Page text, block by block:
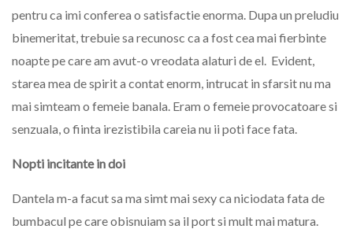
pentru ca imi conferea o satisfactie enorma. Dupa un preludiu
binemeritat, trebuie sa recunosc ca a fost cea mai fierbinte
noapte pe care am avut-o vreodata alaturi de el. Evident,
starea mea de spirit a contat enorm, intrucat in sfarsit nu ma
mai simteam o femeie banala. Eram o femeie provocatoare si
senzuala, o fiinta irezistibila careia nu ii poti face fata.
Nopti incitante in doi
Dantela m-a facut sa ma simt mai sexy ca niciodata fata de
bumbacul pe care obisnuiam sa il port si mult mai matura.